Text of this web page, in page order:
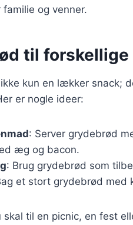
og venner.
til
kun en lækker snack;
er nogle ideer:
: Server grydebrød
æg og bacon.
: Brug grydebrød som
et stort grydebrød med
skal til en picnic, en fest